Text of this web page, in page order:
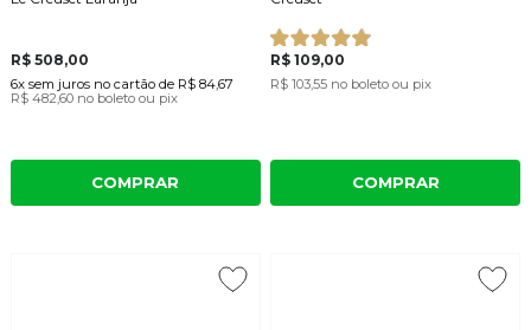
R$ 508,00
6x sem juros no cartãode R$ 84,67
R$ 482,60 no boleto ou pix
COMPRAR
R$ 109,00
R$ 103,55 no boleto ou pix
COMPRAR